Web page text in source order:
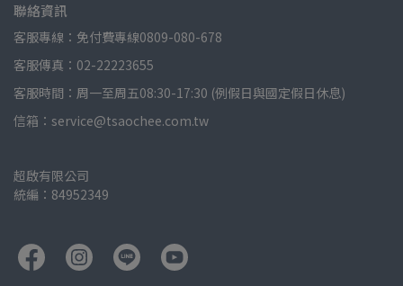
聯絡資訊
客服專線：免付費專線0809-080-678
客服傳真：02-22223655
客服時間：周一至周五08:30-17:30 (例假日與國定假日休息)
信箱：service@tsaochee.com.tw
超啟有限公司
統編：84952349